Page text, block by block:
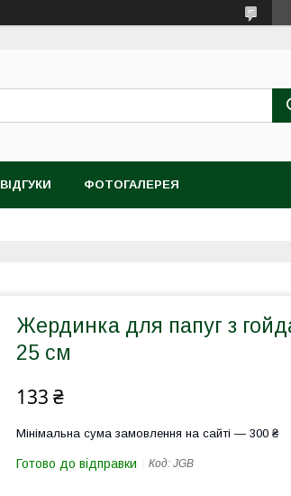
ВІДГУКИ ФОТОГАЛЕРЕЯ
Жердинка для папуг з
25 см
133 ₴
Мінімальна сума замовлення на сайті — 300 ₴
Готово до відправки Код: JGB